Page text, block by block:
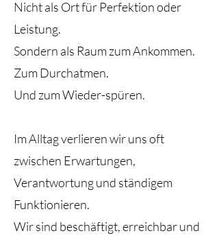
Nicht als Ort für Perfektion oder
Leistung.
Sondern als Raum zum Ankommen.
Zum Durchatmen.
Und zum Wieder-spüren.
Im Alltag verlieren wir uns oft
zwischen Erwartungen,
Verantwortung und ständigem
Funktionieren.
Wir sind beschäftigt, erreichbar und